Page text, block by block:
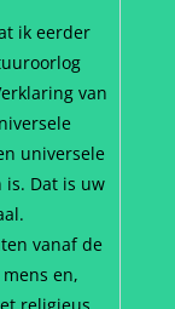
ik eerder
van
universele
Dat is uw
vanaf de
en,